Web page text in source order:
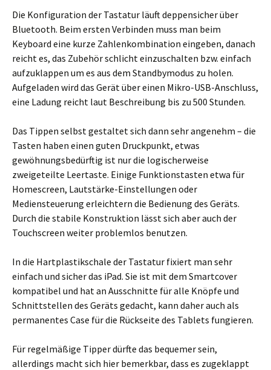
Die Konfiguration der Tastatur läuft deppensicher über
Bluetooth. Beim ersten Verbinden muss man beim
Keyboard eine kurze Zahlenkombination eingeben, danach
reicht es, das Zubehör schlicht einzuschalten bzw. einfach
aufzuklappen um es aus dem Standbymodus zu holen.
Aufgeladen wird das Gerät über einen Mikro-USB-Anschluss,
eine Ladung reicht laut Beschreibung bis zu 500 Stunden.
Das Tippen selbst gestaltet sich dann sehr angenehm – die
Tasten haben einen guten Druckpunkt, etwas
gewöhnungsbedürftig ist nur die logischerweise
zweigeteilte Leertaste. Einige Funktionstasten etwa für
Homescreen, Lautstärke-Einstellungen oder
Mediensteuerung erleichtern die Bedienung des Geräts.
Durch die stabile Konstruktion lässt sich aber auch der
Touchscreen weiter problemlos benutzen.
In die Hartplastikschale der Tastatur fixiert man sehr
einfach und sicher das iPad. Sie ist mit dem Smartcover
kompatibel und hat an Ausschnitte für alle Knöpfe und
Schnittstellen des Geräts gedacht, kann daher auch als
permanentes Case für die Rückseite des Tablets fungieren.
Für regelmäßige Tipper dürfte das bequemer sein,
allerdings macht sich hier bemerkbar, dass es zugeklappt